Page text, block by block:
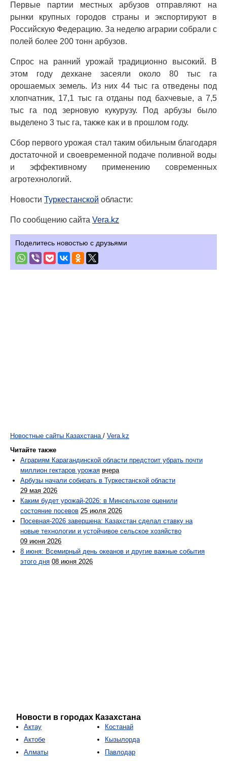
Первые партии местных арбузов отправляют на
рынки крупных городов страны и экспортируют в
Российскую Федерацию. За неделю аграрии собрали с
полей более 200 тонн арбузов.
Спрос на ранний урожай традиционно высокий. В
этом году дехкане засеяли около 80 тыс га
орошаемых земель. Из них 44 тыс га отведены под
хлопчатник, 17,1 тыс га отданы под бахчевые, а 7,5
тыс га под зерновую кукурузу. Под арбузы было
выделено 3 тыс га, также как и в прошлом году.
Сбор первого урожая стал таким обильным благодаря
достаточной и своевременной подаче поливной воды
и эффективному применению современных
агротехнологий.
Новости Туркестанской области:
По сообщению сайта Vera.kz
Поделитесь новостью с друзьями
Новостные сайты Казахстана / Vera.kz
Читайте также
Аграриям Карагандинской области предстоит убрать почти
миллион гектаров урожая вчера
Арбузы начали собирать в Туркестанской области
29 мая 2026
Каким будет урожай-2026: в Минсельхозе оценили
состояние посевов 25 июля 2026
Посевная-2026 завершена: Казахстан сделал ставку на
новые технологии и устойчивое сельское хозяйство
09 июня 2026
8 июня: Всемирный день океанов и другие важные события
этого дня 08 июня 2026
Новости в городах Казахстана
Актау
Актобе
Алматы
Костанай
Кызылорда
Павлодар